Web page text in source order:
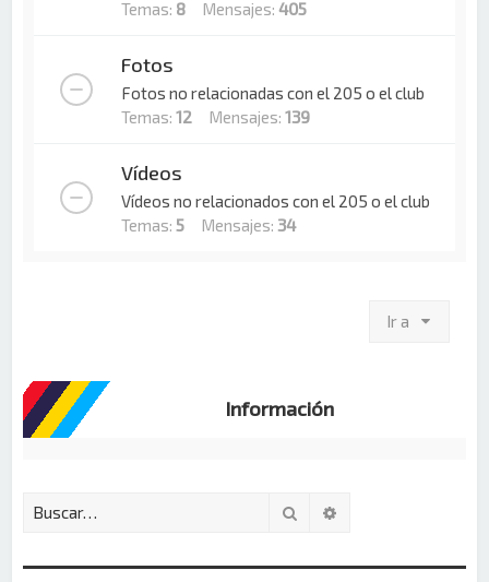
Temas: 8 Mensajes:405
Fotos
Fotos no relacionadas con el 205 o el club
Temas:12 Mensajes:139
Vídeos
Vídeos no relacionados con el 205 o el club
Temas: 5 Mensajes: 34
Ir a
Información
Buscar